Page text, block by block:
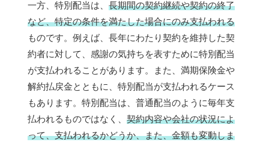
一方、特別配当は、 長期間の契約継続や契約の終了
など、特定の条件を満たした場合にのみ支払われる
ものです。例えば、長年にわたり契約を維持した契
約者に対して、感謝の気持ちを表すために特別配当
が支払われることがあります。また、満期保険金や
解約払戻金とともに、特別配当が支払われるケース
もあります。特別配当は、普通配当のように毎年支
払われるものではなく、 契約内容や会社の状況によ
って、支払われるかどうか、また、金額も変動しま